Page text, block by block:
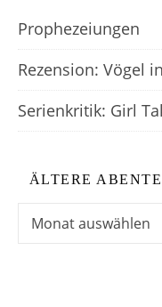
Prophezeiungen
Rezension: Vögel
Serienkritik: Girl
ÄLTERE